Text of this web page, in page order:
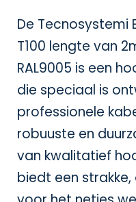
De Tecnosystemi
T100 lengte van
RAL9005 is een
die speciaal is
professionele
robuuste en
van kwalitatief
biedt een